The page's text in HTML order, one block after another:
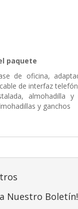
paquete
de oficina,
de interfaz
almohadilla
y ganchos
Nuestro Boletín!